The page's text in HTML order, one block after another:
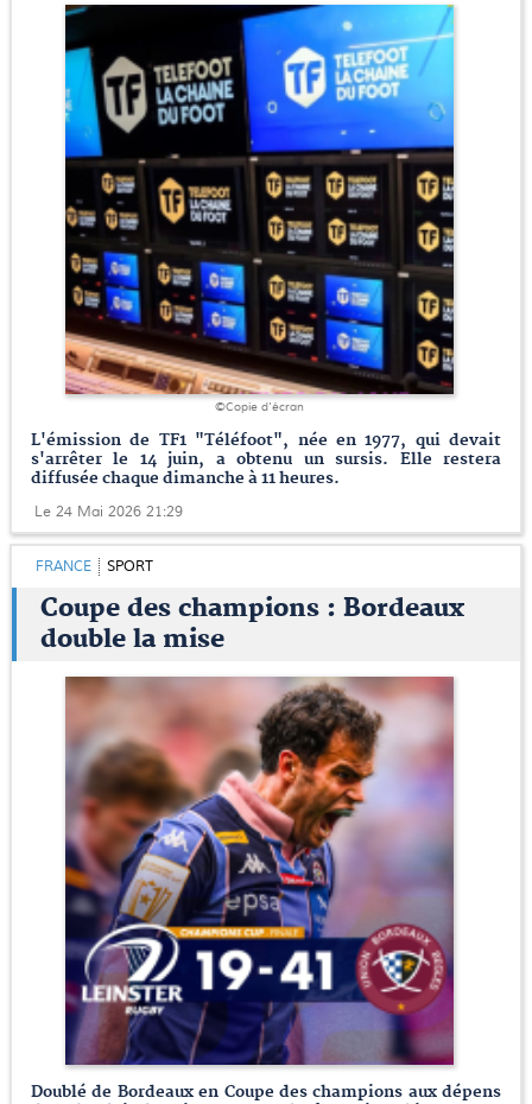
©Copie d'écran
L'émission de TF1 "Téléfoot", née en 1977, qui devait
s'arrêter le 14 juin, a obtenu un sursis. Elle restera
diffusée chaque dimanche à 11 heures.
Le 24 Mai 2026 21:29
FRANCE SPORT
Coupe des champions : Bordeaux
double la mise
Doublé de Bordeaux en Coupe des champions aux dépens